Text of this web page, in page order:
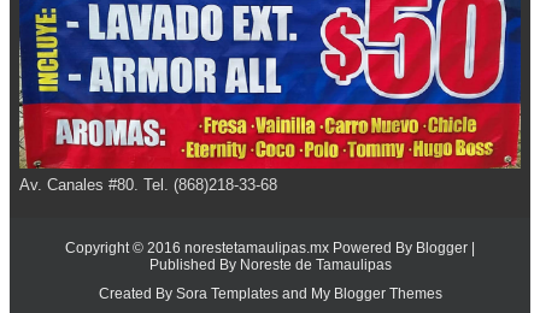
Av. Canales #80. Tel. (868)218-33-68
Copyright © 2016 norestetamaulipas.mx Powered By Blogger |
Published By Noreste de Tamaulipas
Created By Sora Templatesand My Blogger Themes